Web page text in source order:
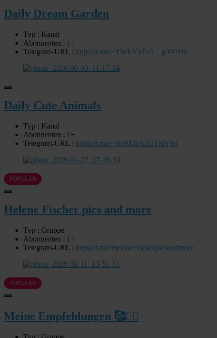
Daily Dream Garden
Typ : Kanal
Abonnenten : 1+
Telegram-URL : https://t.me/+TWEYkEs5__g0NDBi
Daily Cute Animals
Typ : Kanal
Abonnenten : 1+
Telegram-URL : https://t.me/+0cjEDbAJUTplYjhi
POPULÄR
Helene Fischer pics and more
Typ : Gruppe
Abonnenten : 1+
Telegram-URL : https://t.me/HeleneFischerpicsandmore
POPULÄR
Meine Empfehlungen 🥰🙋‍♂️